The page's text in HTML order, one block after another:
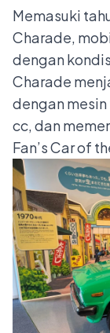
Memasuki
Charade,
dengan
Charade
dengan
cc, dan
Fan’s Car of